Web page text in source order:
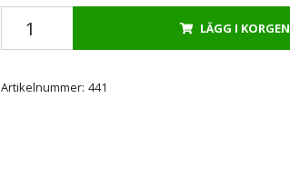
LÄGG I KORGEN
Artikelnummer: 441